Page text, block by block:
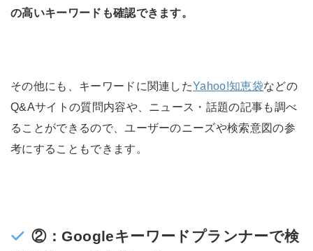
の高いキーワードも確認できます。
その他にも、キーワードに関連したYahoo!知恵袋などの
Q&Aサイトの質問内容や、ニュース・話題の記事も調べ
ることができるので、ユーザーのニーズや検索意図の参
考にすることもできます。
②：Googleキーワードプランナーで検